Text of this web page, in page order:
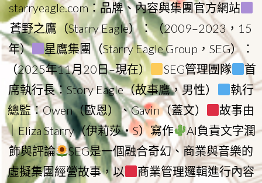
starryeagle.com：品牌、內容與集團官方網站
蒼野之鷹（Starry Eagle）：（2009–2023，15
年）
星鷹集團（Starry Eagle Group，SEG）：
（2025年11月20日–現在）
SEG管理團隊
首
席執行長：Story Eagle（故事鷹，男性）
執行
總監：Owen（歐恩）、Gavin（蓋文）
故事由
｜Eliza Starry（伊莉莎・S）寫作
AI負責文字潤
飾與評論
SEG是一個融合奇幻、商業與音樂的
虛擬集團經營故事，以
商業管理邏輯進行內容